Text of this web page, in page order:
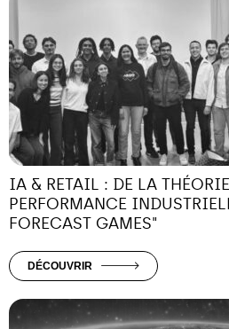
IA & RETAIL : DE LA
PERFORMANCE
FORECAST GAMES"
DÉCOUVRIR